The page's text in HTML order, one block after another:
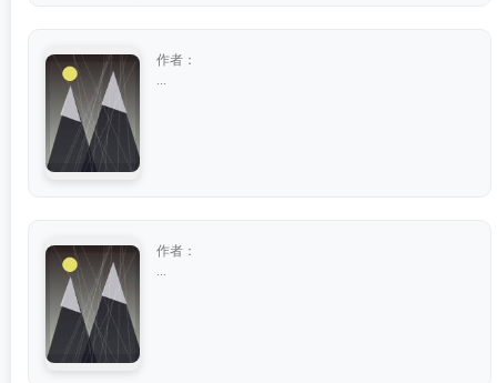
作者：
作者：